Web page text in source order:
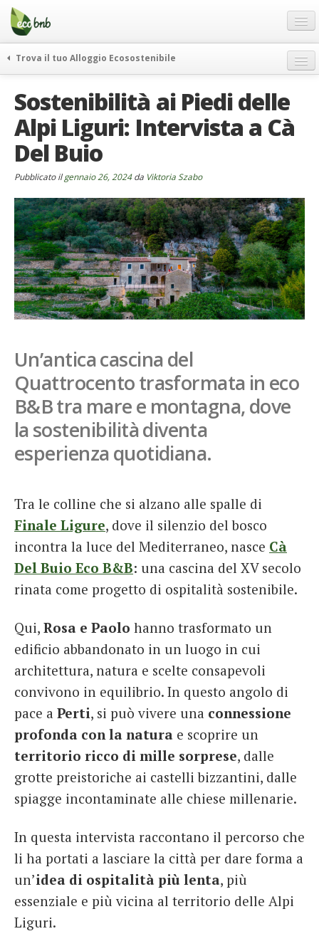
Menu
Salta
contenuto
Offerte Speciali
Regali
FAQ
Chi Siamo
Partner
Contatti
Italiano
German
English
Spanish
Italiano
Trova il tuo Alloggio Ecosostenibile
itinerari
curiosità
vivere e viaggiare verde
rassegna stampa
Sostenibilità ai Piedi delle
Alpi Liguri: Intervista a Cà
Del Buio
Pubblicato ilgennaio 26, 2024da Viktoria Szabo
Un’antica cascina del
Quattrocento trasformata in eco
B&B tra mare e montagna, dove
la sostenibilità diventa
esperienza quotidiana.
Tra le colline che si alzano alle spalle di
Finale Ligure, dove il silenzio del bosco
incontra la luce del Mediterraneo, nasce Cà
Del Buio Eco B&B: una cascina del XV secolo
rinata come progetto di ospitalità sostenibile.
Qui, Rosa e Paolo hanno trasformato un
edificio abbandonato in un luogo in cui
architettura, natura e scelte consapevoli
convivono in equilibrio. In questo angolo di
pace a Perti, si può vivere una connessione
profonda con la natura e scoprire un
territorio ricco di mille sorprese, dalle
grotte preistoriche ai castelli bizzantini, dalle
spiagge incontaminate alle chiese millenarie.
In questa intervista raccontano il percorso che
li ha portati a lasciare la città per dare forma a
un’idea di ospitalità più lenta, più
essenziale e più vicina al territorio delle Alpi
Liguri.